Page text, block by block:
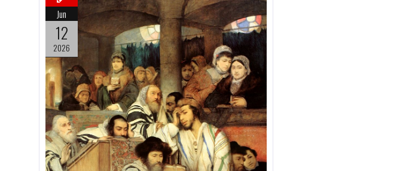
Şi-a vândut soţia pentru un ritual de magie neagră
Jun
12
2026